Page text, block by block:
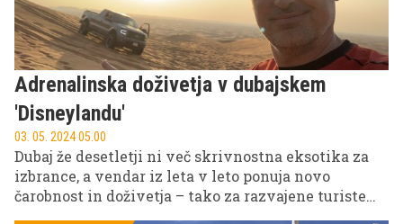
Adrenalinska doživetja v dubajskem
'Disneylandu'
03. 05. 2024 05.00
Dubaj že desetletji ni več skrivnostna eksotika za
izbrance, a vendar iz leta v leto ponuja novo
čarobnost in doživetja – tako za razvajene turiste